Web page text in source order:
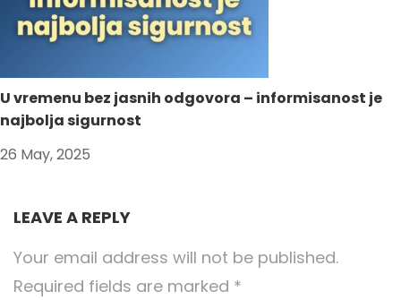
U vremenu bez jasnih odgovora – informisanost je
najbolja sigurnost
26 May, 2025
LEAVE A REPLY
Your email address will not be published.
Required fields are marked *